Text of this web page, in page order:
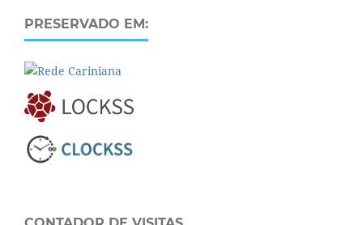
PRESERVADO EM: